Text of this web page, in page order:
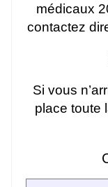
médicaux
contactez
Si vous
place toute